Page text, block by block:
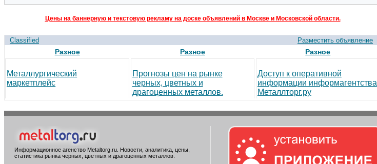
Цены на баннерную и текстовую рекламу на доске объявлений в Москве и Московской области.
Classified Разместить объявление
Разное
Металлургический
маркетплейс
Разное
Прогнозы цен на рынке
черных, цветных и
драгоценных металлов.
Разное
Доступ к оперативной
информации информагентства
Металлторг.ру
Информационное агенство Metaltorg.ru. Новости, аналитика, цены,
статистика рынка черных, цветных и драгоценных металлов.